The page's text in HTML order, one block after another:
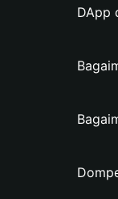
DApp